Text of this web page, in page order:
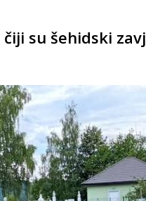
su šehidski